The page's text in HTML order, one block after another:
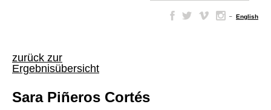
– English
zurück zur
Ergebnisübersicht
Sara Piñeros Cortés